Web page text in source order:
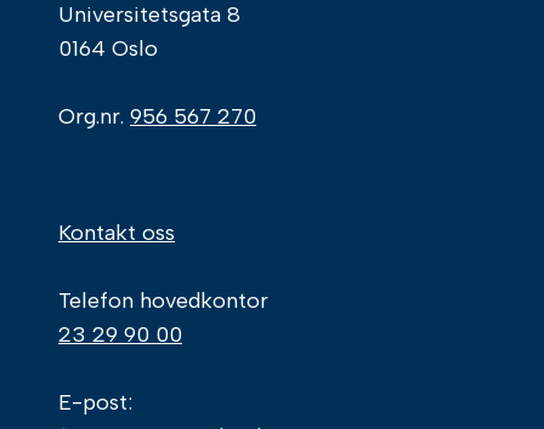
Universitetsgata 8
0164 Oslo
Org.nr. 956 567 270
Kontakt oss
Telefon hovedkontor
23 29 90 00
E-post: